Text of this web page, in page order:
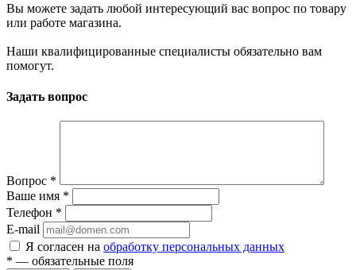
Вы можете задать любой интересующий вас вопрос по товару
или работе магазина.
Наши квалифицированные специалисты обязательно вам
помогут.
Задать вопрос
Вопрос *
Ваше имя *
Телефон *
E-mail
Я согласен на обработку персональных данных
* — обязательные поля